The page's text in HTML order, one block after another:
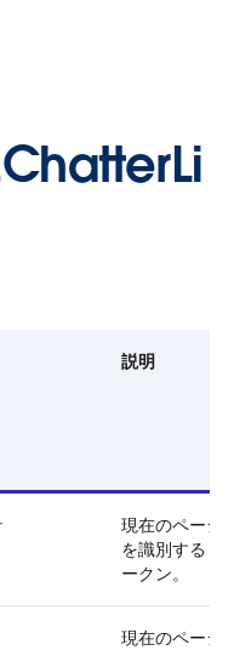
説明
現在のページ
を識別するト
ークン。
現在のページ